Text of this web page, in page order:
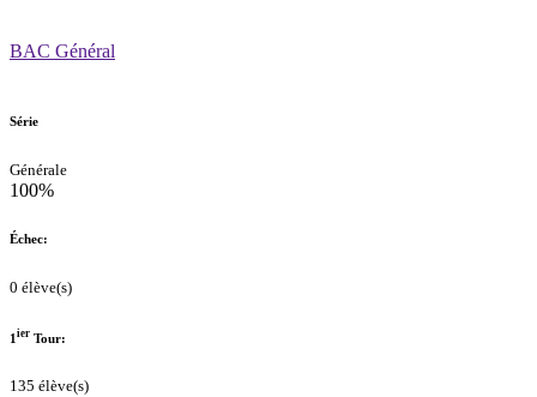
BAC Général
Série
Générale
100%
Échec:
0 élève(s)
1 ier Tour:
135 élève(s)